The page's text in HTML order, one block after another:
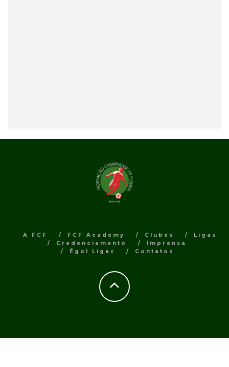
A FCF FCF Academy Clubes
Ligas
Credenciamento
Imprensa
Égol Ligas
Contatos